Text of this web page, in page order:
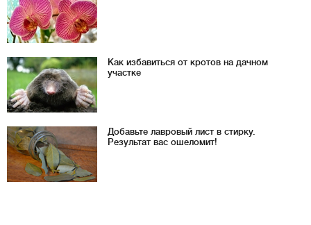
Как избавиться от кротов на дачном
участке
Добавьте лавровый лист в стирку.
Результат вас ошеломит!